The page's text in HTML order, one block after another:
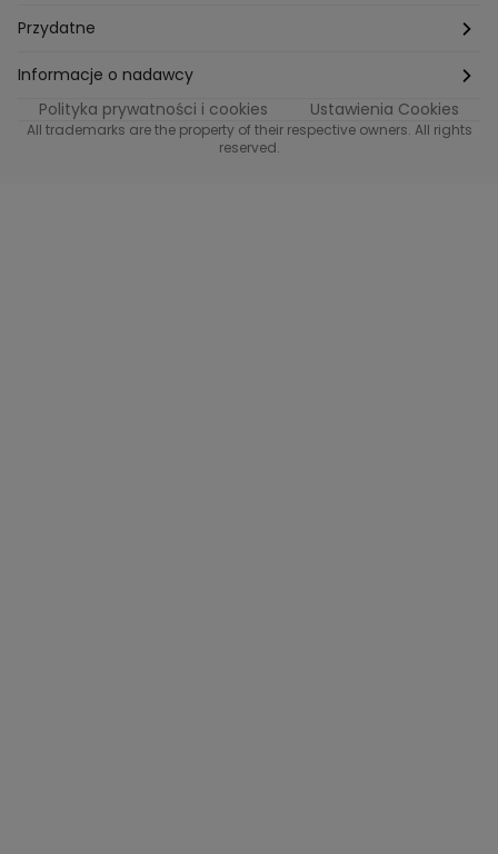
Etyka
Supplier Diversity
Polityka podatkowa
Przydatne
Biuro Prasowe
Biuro Reklamy
Informacje o nadawcy
Informacje o nadawcy programu METRO
Polityka prywatności i cookies Ustawienia Cookies
All trademarks are the property of their respective owners. All rights
reserved.